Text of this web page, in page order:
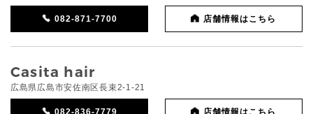
082-871-7700 店舗情報はこちら
Casita hair
広島県広島市安佐南区長束2-1-21
082-836-7779 店舗情報はこちら